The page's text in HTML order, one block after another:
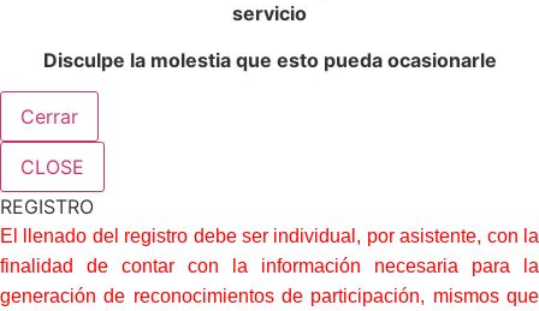
servicio
Disculpe la molestia que esto pueda ocasionarle
Cerrar
CLOSE
REGISTRO
El llenado del registro debe ser individual, por asistente, con la
finalidad de contar con la información necesaria para la
generación de reconocimientos de participación, mismos que